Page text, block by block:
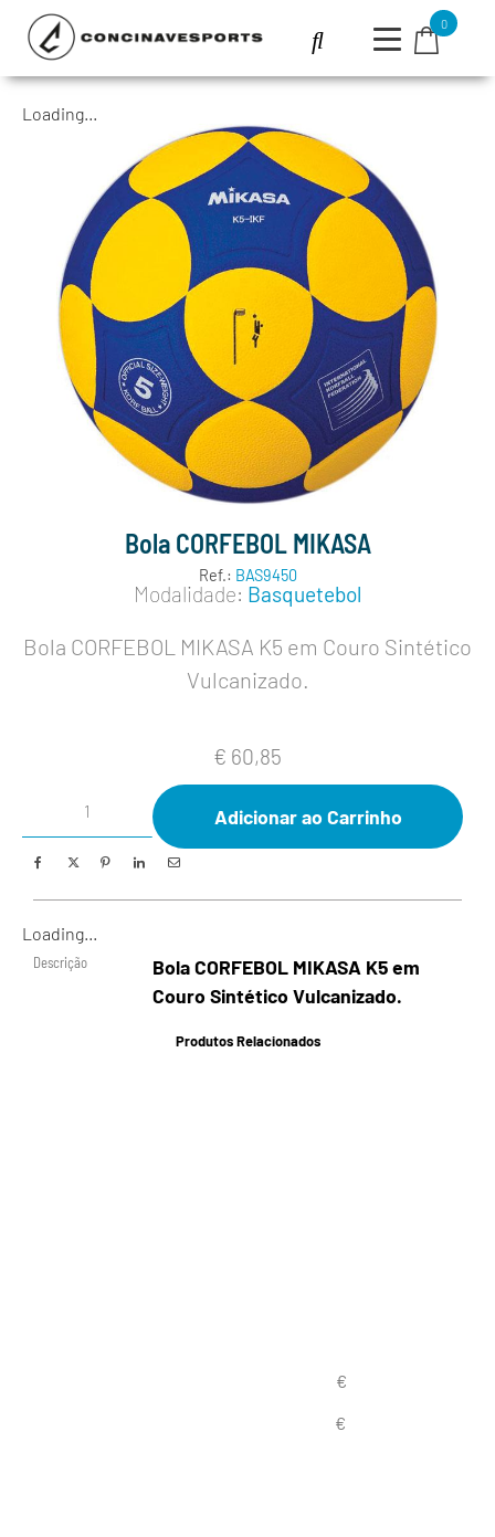
0
Loading...
Bola CORFEBOL MIKASA
Ref.: BAS9450
Modalidade: Basquetebol
Bola CORFEBOL MIKASA K5 em Couro Sintético
Vulcanizado.
€ 60,85
Adicionar ao Carrinho
Loading...
Descrição
Bola CORFEBOL MIKASA K5 em
Couro Sintético Vulcanizado.
Produtos Relacionados